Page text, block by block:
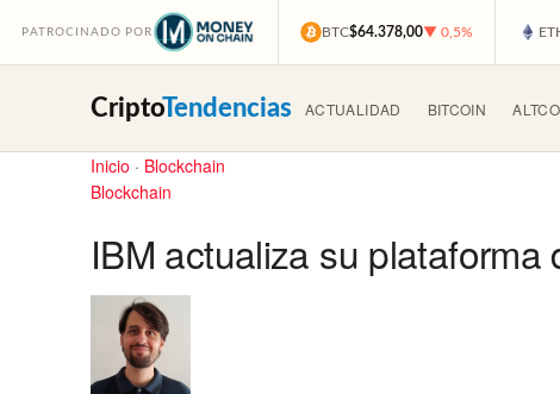
PATROCINADO POR BTC$64.378,00▼ 0,5%
CriptoTendencias ACTUALIDAD BITCOIN
Inicio · Blockchain
Blockchain
IBM actualiza su